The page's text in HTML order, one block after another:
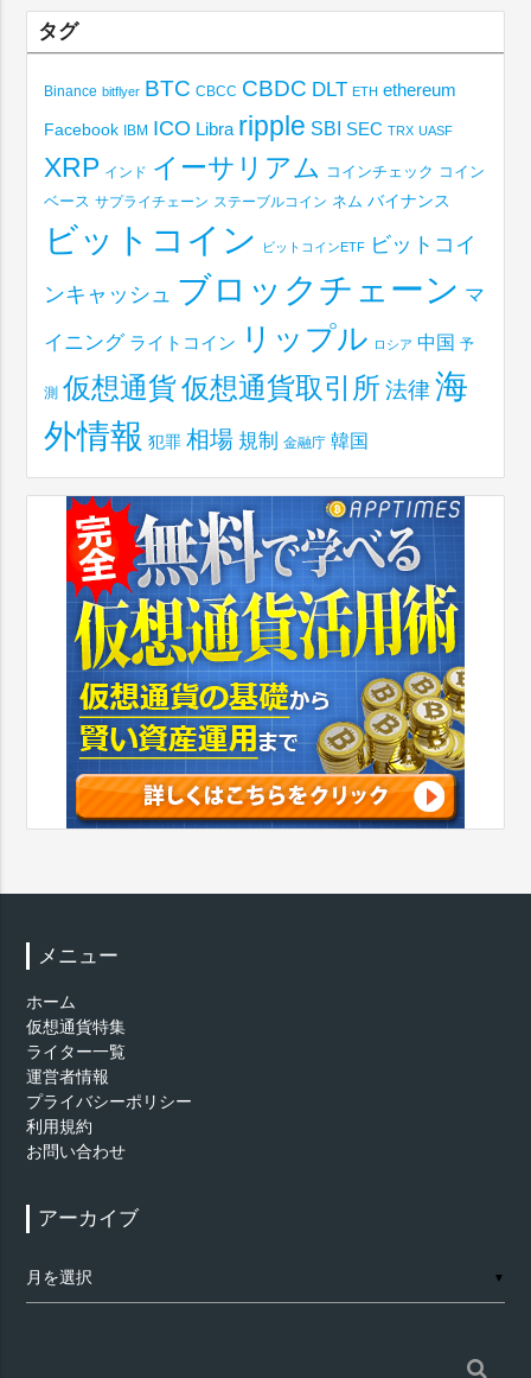
タグ
Binance bitflyer BTC CBCC CBDC DLT ETH ethereum
Facebook IBM ICO Libra ripple SBI SEC TRX UASF
XRP インド イーサリアム コインチェック コイン
ベース サプライチェーン ステーブルコイン ネム バイナンス
ビットコイン ビットコインETF ビットコイ
ンキャッシュ ブロックチェーン マ
イニング ライトコイン リップル ロシア 中国 予
測 仮想通貨仮想通貨取引所 法律 海
外情報 犯罪 相場 規制 金融庁 韓国
メニュー
ホーム
仮想通貨特集
ライター一覧
運営者情報
プライバシーポリシー
利用規約
お問い合わせ
アーカイブ
ー
▼